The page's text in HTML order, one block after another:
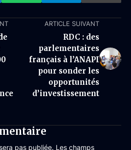
ARTICLE SUIVANT
RDC : des
parlementaires
français à l’ANAPI
pour sonder les
opportunités
d’investissement
pas publiée. Les champs